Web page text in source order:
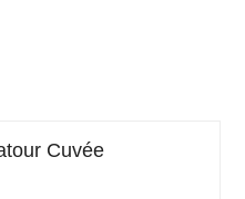
Cuvée